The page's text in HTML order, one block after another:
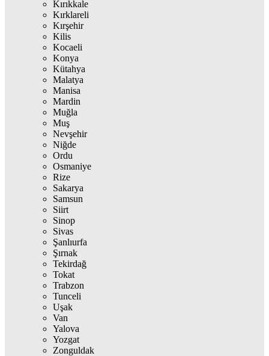
Kırıkkale
Kırklareli
Kırşehir
Kilis
Kocaeli
Konya
Kütahya
Malatya
Manisa
Mardin
Muğla
Muş
Nevşehir
Niğde
Ordu
Osmaniye
Rize
Sakarya
Samsun
Siirt
Sinop
Sivas
Şanlıurfa
Şırnak
Tekirdağ
Tokat
Trabzon
Tunceli
Uşak
Van
Yalova
Yozgat
Zonguldak